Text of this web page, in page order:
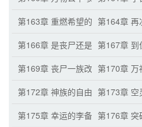
第163章 重燃希望的幸存者！
第164章 再
第166章 是丧尸还是人类！ 热血
第167章 到
第169章 丧尸一族改名神族第170章 万
第172章 神族的自由发展道路
第173章 空
第175章 幸运的李备果第176章 突